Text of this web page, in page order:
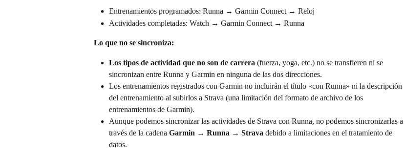
Entrenamientos programados: Runna → Garmin Connect → Reloj
Actividades completadas: Watch → Garmin Connect → Runna
Lo que no se sincroniza:
Los tipos de actividad que no son de carrera (fuerza, yoga, etc.) no se transfieren ni se
sincronizan entre Runna y Garmin en ninguna de las dos direcciones.
Los entrenamientos registrados con Garmin no incluirán el título «con Runna» ni la descripción
del entrenamiento al subirlos a Strava (una limitación del formato de archivo de los
entrenamientos de Garmin).
Aunque podemos sincronizar las actividades de Strava con Runna, no podemos sincronizarlas a
través de la cadena Garmin → Runna → Strava debido a limitaciones en el tratamiento de
datos.